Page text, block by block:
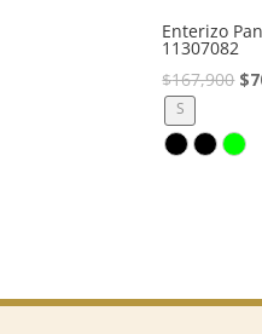
Enterizo
11307082
$167,900 El
era:
$
S